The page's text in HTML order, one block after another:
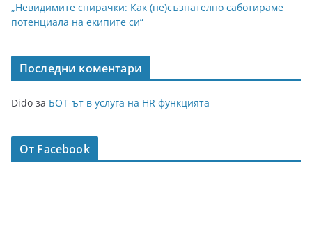
„Невидимите спирачки: Как (не)съзнателно саботираме
потенциала на екипите си“
Последни коментари
Dido за БОТ-ът в услуга на HR функцията
От Facebook